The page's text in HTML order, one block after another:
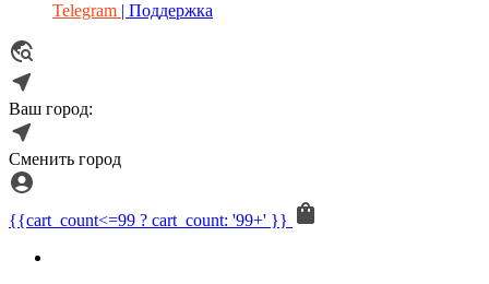
Telegram | Поддержка
Ваш город:
Сменить город
{{cart_count<=99 ? cart_count: '99+' }}